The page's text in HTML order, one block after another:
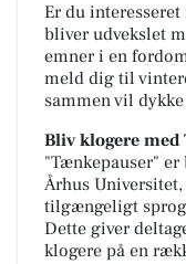
Er du
bliver udvekslet
emner i en
meld dig til
sammen vil
Bliv klogere
"Tænkepauser"
Århus
tilgængeligt
Dette giver
klogere på en